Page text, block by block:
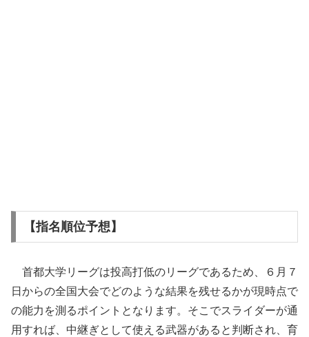
【指名順位予想】
首都大学リーグは投高打低のリーグであるため、６月７
日からの全国大会でどのような結果を残せるかが現時点で
の能力を測るポイントとなります。そこでスライダーが通
用すれば、中継ぎとして使える武器があると判断され、育